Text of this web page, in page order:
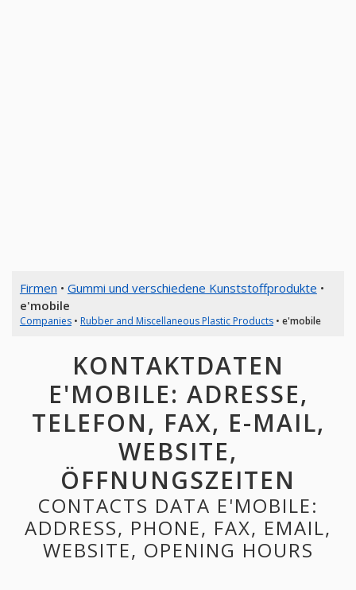
Firmen • Gummi und verschiedene Kunststoffprodukte •
e'mobile
Companies• Rubber and Miscellaneous Plastic Products• e'mobile
KONTAKTDATEN
E'MOBILE: ADRESSE,
TELEFON, FAX, E-MAIL,
WEBSITE,
ÖFFNUNGSZEITEN
CONTACTS DATA E'MOBILE:
ADDRESS, PHONE, FAX, EMAIL,
WEBSITE, OPENING HOURS